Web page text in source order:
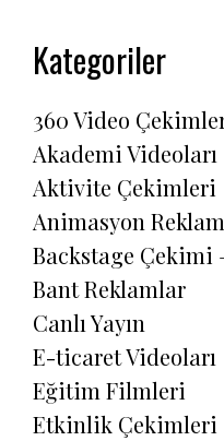
Kategoriler
360 Video
Akademi Videoları
Aktivite Çekimleri
Animasyon
Backstage Çekimi
Bant Reklamlar
Canlı Yayın
E-ticaret Videoları
Eğitim Filmleri
Etkinlik Çekimleri